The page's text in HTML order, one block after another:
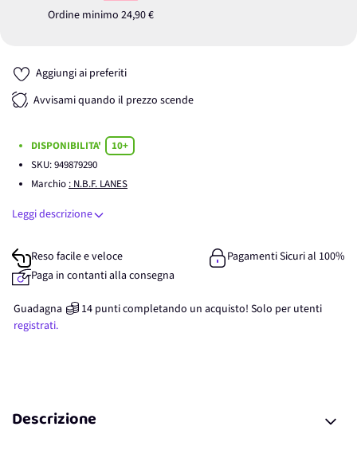
Ordine minimo 24,90 €
Aggiungi ai preferiti
Avvisami quando il prezzo scende
DISPONIBILITA'
10+
SKU:949879290
Marchio : N.B.F. LANES
Leggi descrizione
Reso facile e veloce
Pagamenti Sicuri al 100%
Paga in contanti alla consegna
Guadagna 14 punticompletando un acquisto! Solo per utenti
registrati.
Descrizione